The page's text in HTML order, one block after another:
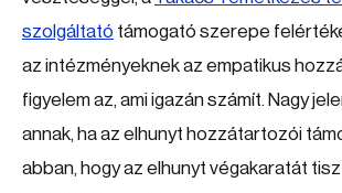
szolgáltató támogató szerepe
az intézményeknek az empatikus
figyelem az, ami igazán számít. Nagy
annak, ha az elhunyt hozzátartozói
abban, hogy az elhunyt végakaratát